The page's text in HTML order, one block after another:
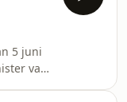
over
5 juni
van